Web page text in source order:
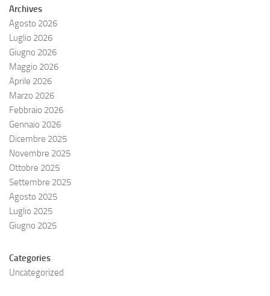
Archives
Agosto 2026
Luglio 2026
Giugno 2026
Maggio 2026
Aprile 2026
Marzo 2026
Febbraio 2026
Gennaio 2026
Dicembre 2025
Novembre 2025
Ottobre 2025
Settembre 2025
Agosto 2025
Luglio 2025
Giugno 2025
Categories
Uncategorized